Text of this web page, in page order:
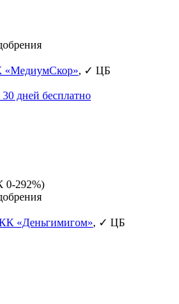
, ✓ ЦБ
дней бесплатно
0-292%)
«Деньгимигом», ✓ ЦБ